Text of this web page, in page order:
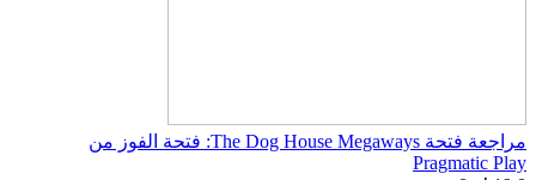
مراجعة فتحة The Dog House Megaways: فتحة الفوز من
Pragmatic Play